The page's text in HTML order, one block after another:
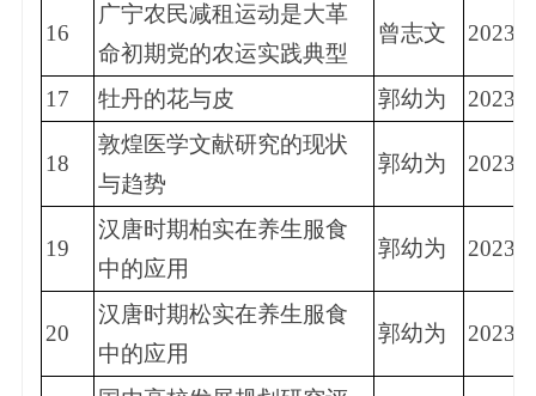
16
广宁农民减租运动是大革
命初期党的农运实践典型
曾志文 2023.2
17 牡丹的花与皮 郭幼为 2023.9
18
敦煌医学文献研究的现状
与趋势
郭幼为 2023.2
19
汉唐时期柏实在养生服食
中的应用
郭幼为 2023.3
20
汉唐时期松实在养生服食
中的应用
郭幼为 2023.2